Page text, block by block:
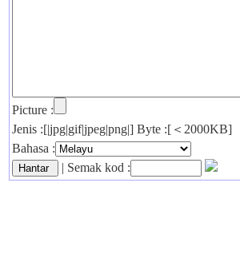
Picture :
Jenis :[|jpg|gif|jpeg|png|] Byte :[＜2000KB]
Bahasa :
| Semak kod :